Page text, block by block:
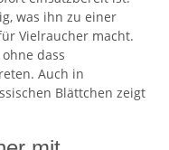
was ihn zu einer
Vielraucher macht.
dass
Auch in
Blättchen zeigt